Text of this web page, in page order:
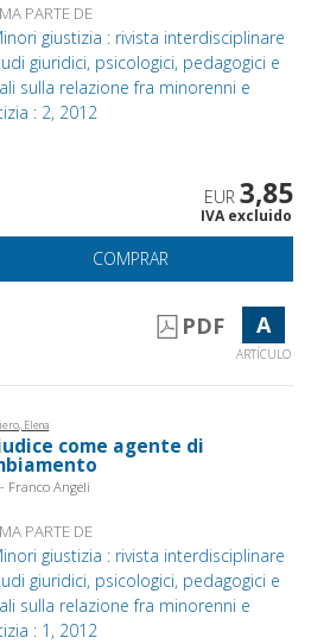
PARTE DE
giustizia : rivista interdisciplinare
giuridici, psicologici, pedagogici e
sulla relazione fra minorenni e
: 2, 2012
EUR 3,85
IVA excluido
COMPRAR
PDF A
ARTÍCULO
Elena
come agente di
Franco Angeli
PARTE DE
giustizia : rivista interdisciplinare
giuridici, psicologici, pedagogici e
sulla relazione fra minorenni e
: 1, 2012